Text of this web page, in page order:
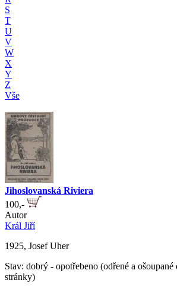
S
T
U
V
W
X
Y
Z
Vše
Jihoslovanská Riviera
100,-
Autor
Král Jiří
1925, Josef Uher
Stav: dobrý - opotřebeno (odřené a ošoupané
stránky)